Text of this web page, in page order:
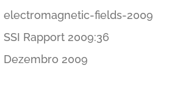
electromagnetic-fields-2009
SSI Rapport 2009:36
Dezembro 2009